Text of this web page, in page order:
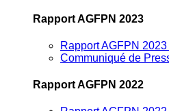
Rapport AGFPN 2023
Rapport AGFPN
Communiqué de
Rapport AGFPN 2022